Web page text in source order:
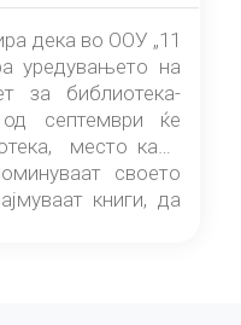
дека во ООУ „11
уредувањето на
за библиотека-
од септември ќе
место каде
своето
книги, да